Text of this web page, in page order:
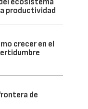
productividad
crecer en el
de